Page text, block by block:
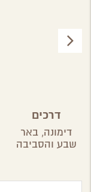
דרכים
דימונה, באר
שבע והסביבה